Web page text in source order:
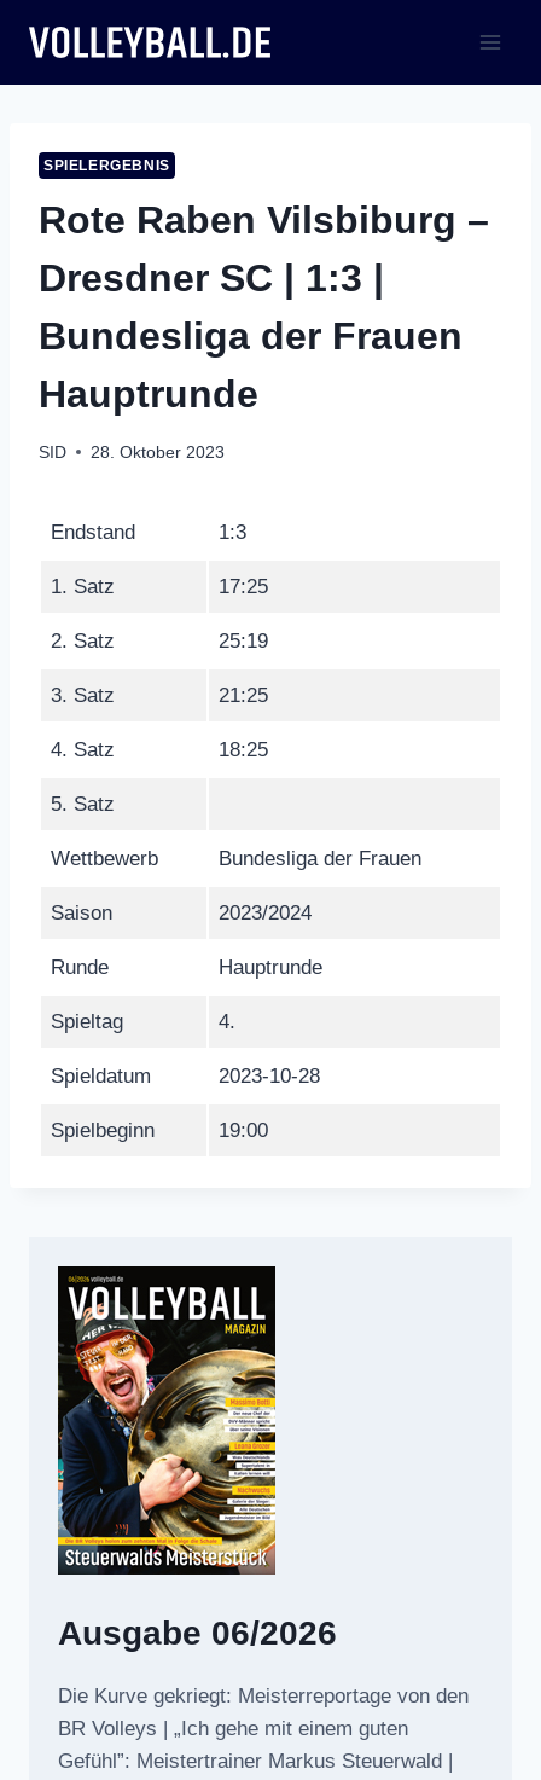
Inhalt
springen
SPIELERGEBNIS
Rote Raben Vilsbiburg –
Dresdner SC | 1:3 |
Bundesliga der Frauen
Hauptrunde
SID 28. Oktober 2023
Endstand 1:3
1. Satz 17:25
2. Satz 25:19
3. Satz 21:25
4. Satz 18:25
5. Satz
Wettbewerb Bundesliga der Frauen
Saison 2023/2024
Runde Hauptrunde
Spieltag 4.
Spieldatum 2023-10-28
Spielbeginn 19:00
Ausgabe 06/2026
Die Kurve gekriegt: Meisterreportage von den
BR Volleys | „Ich gehe mit einem guten
Gefühl”: Meistertrainer Markus Steuerwald |